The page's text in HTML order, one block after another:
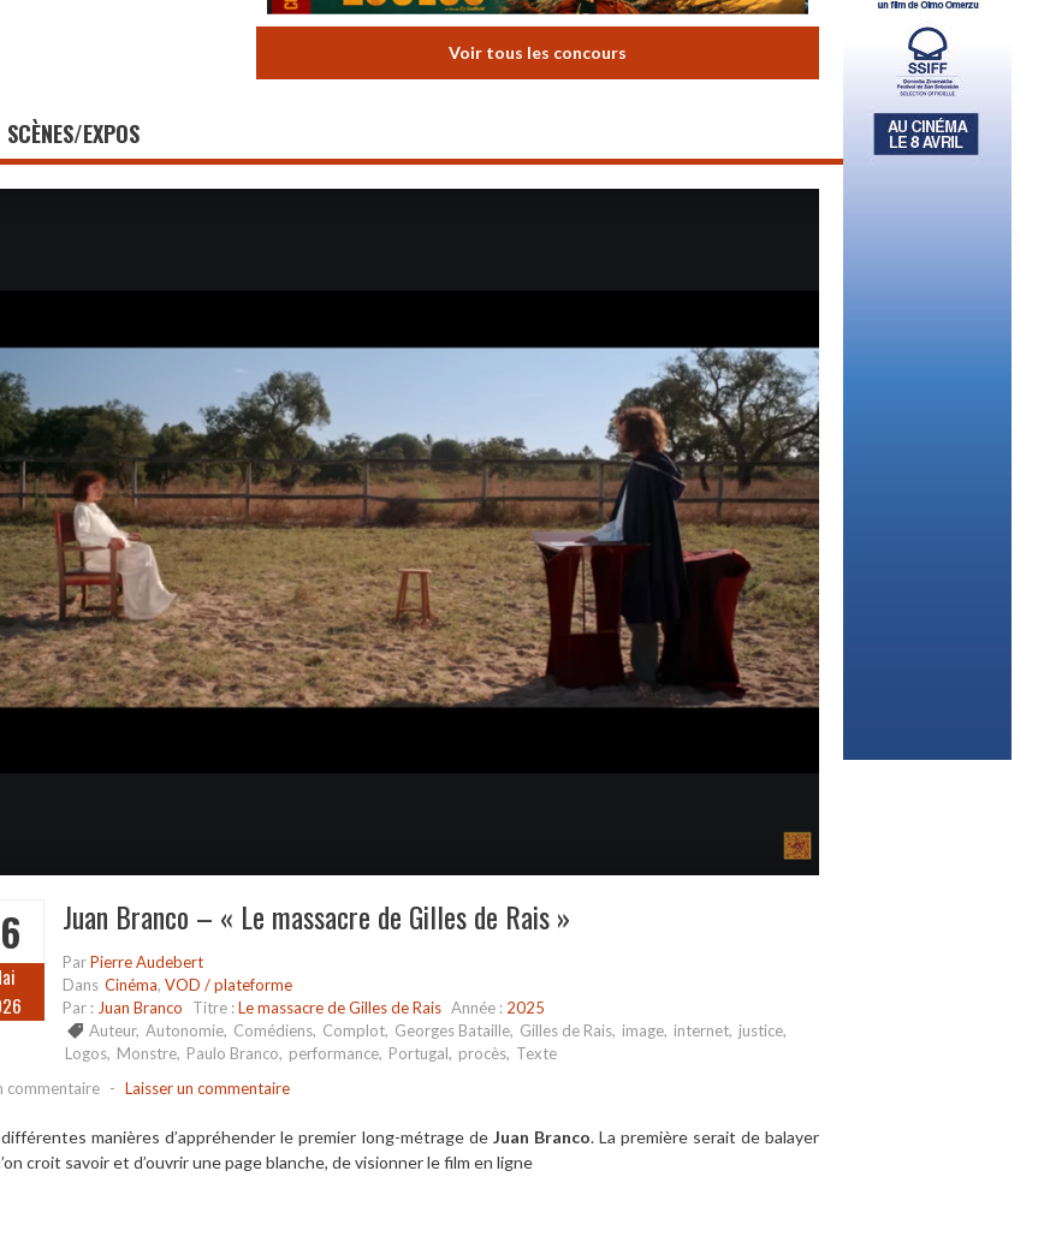
Voir tous les concours
SCÈNES/EXPOS
Juan Branco – « Le massacre de Gilles de Rais »
ParPierre Audebert
Dans Cinéma, VOD / plateforme
Par : Juan Branco Titre :Le massacre de Gilles de Rais Année : 2025
Auteur, Autonomie, Comédiens, Complot, Georges Bataille, Gilles de Rais, image, internet, justice,
Logos, Monstre, Paulo Branco, performance, Portugal, procès, Texte
commentaire - Laisser un commentaire
manières d’appréhender le premier long-métrage de Juan Branco. La première serait de balayer
croit savoir et d’ouvrir une page blanche, de visionner le film en ligne